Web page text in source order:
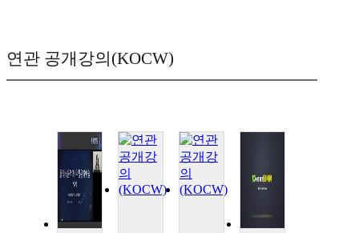
연관 공개강의(KOCW)